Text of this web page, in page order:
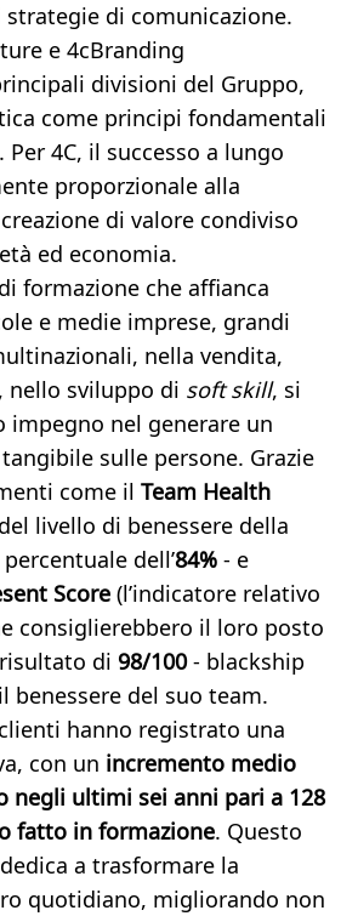
di comunicazione.
e 4cBranding
divisioni del Gruppo,
come principi fondamentali
4C, il successo a lungo
proporzionale alla
di valore condiviso
ed economia.
formazione che affianca
e medie imprese, grandi
nella vendita,
nello sviluppo di soft skill, si
impegno nel generare un
sulle persone. Grazie
come il Team Health
livello di benessere della
dell’84% - e
Score (l’indicatore relativo
consiglierebbero il loro posto
di 98/100- blackship
benessere del suo team.
hanno registrato una
con un incremento medio
negli ultimi sei anni pari a 128
fatto in formazione. Questo
a trasformare la
quotidiano, migliorando non